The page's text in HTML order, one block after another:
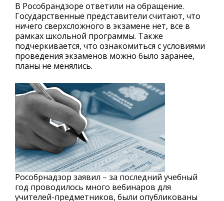
В Рособрандзоре ответили на обращение.
Государственные представители считают, что
ничего сверхсложного в экзамене нет, все в
рамках школьной программы. Также
подчеркивается, что ознакомиться с условиями
проведения экзаменов можно было заранее,
планы не менялись.
Рособрнадзор заявил – за последний учебный
год проводилось много вебинаров для
учителей-предметников, были опубликованы